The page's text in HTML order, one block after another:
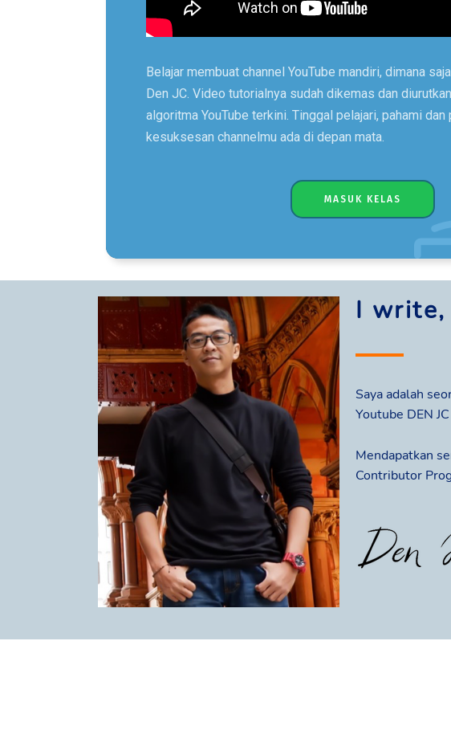
Belajar membuat channel YouTube mandiri, dimana
Den JC. Video tutorialnya sudah dikemas dan
algoritma YouTube terkini. Tinggal pelajari, pahami dan
kesuksesan channelmu ada di depan mata.
MASUK KELAS
I write,
Saya adalah
Youtube DEN
Mendapatkan
Contributor